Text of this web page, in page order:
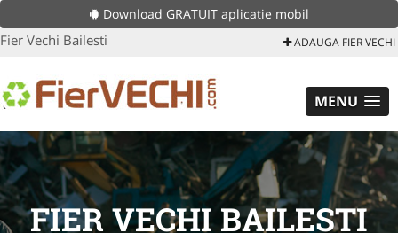
Download GRATUIT aplicatie mobil
Fier Vechi Bailesti ADAUGA FIER VECHI
MENU
FIER VECHI BAILESTI